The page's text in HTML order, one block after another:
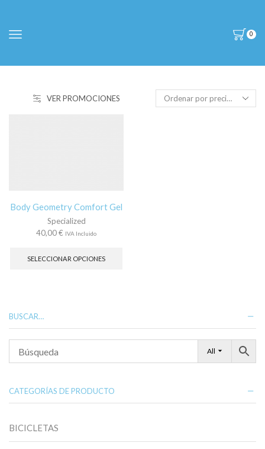
0
VER PROMOCIONES
Body Geometry Comfort Gel
Specialized
40,00€ IVA Incluido
SELECCIONAR OPCIONES
producto
BUSCAR…
All
CATEGORÍAS DE PRODUCTO
BICICLETAS